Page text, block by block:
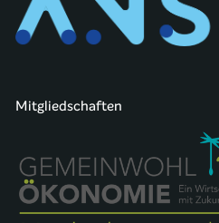
Mitgliedschaften